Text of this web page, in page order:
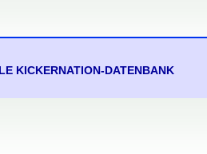
KICKERNATION-DATENBANK